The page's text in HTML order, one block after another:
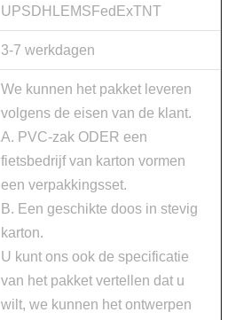
UPSDHLEMSFedExTNT
3-7 werkdagen
We kunnen het pakket leveren
volgens de eisen van de klant.
A. PVC-zak ODER een
fietsbedrijf van karton vormen
een verpakkingsset.
B. Een geschikte doos in stevig
karton.
U kunt ons ook de specificatie
van het pakket vertellen dat u
wilt, we kunnen het ontwerpen